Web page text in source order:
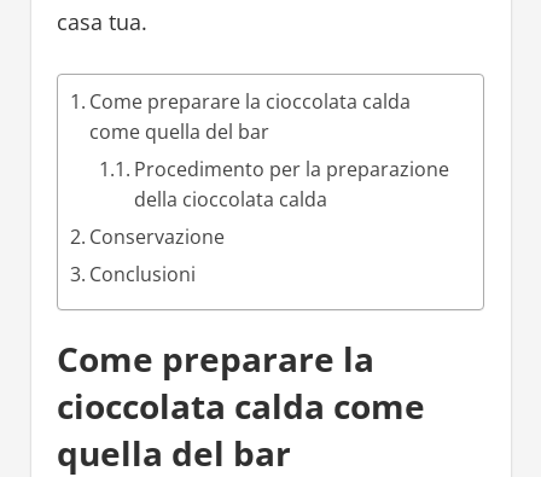
casa tua.
Come preparare la cioccolata calda
come quella del bar
Procedimento per la preparazione
della cioccolata calda
Conservazione
Conclusioni
Come preparare la
cioccolata calda come
quella del bar